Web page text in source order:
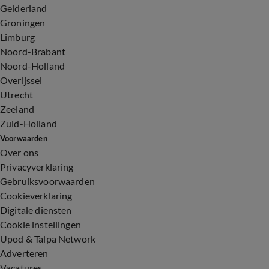
Gelderland
Groningen
Limburg
Noord-Brabant
Noord-Holland
Overijssel
Utrecht
Zeeland
Zuid-Holland
Voorwaarden
Over ons
Privacyverklaring
Gebruiksvoorwaarden
Cookieverklaring
Digitale diensten
Cookie instellingen
Upod & Talpa Network
Adverteren